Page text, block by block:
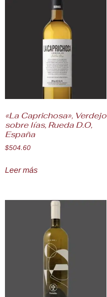
«La Caprichosa», Verdejo
sobre lías, Rueda D.O,
España
$504.60
Leer más